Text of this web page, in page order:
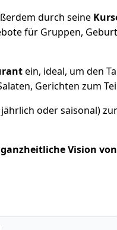
durch seine
für Gruppen,
ein, ideal, um den
Gerichten zum
oder saisonal)
ganzheitliche Vision